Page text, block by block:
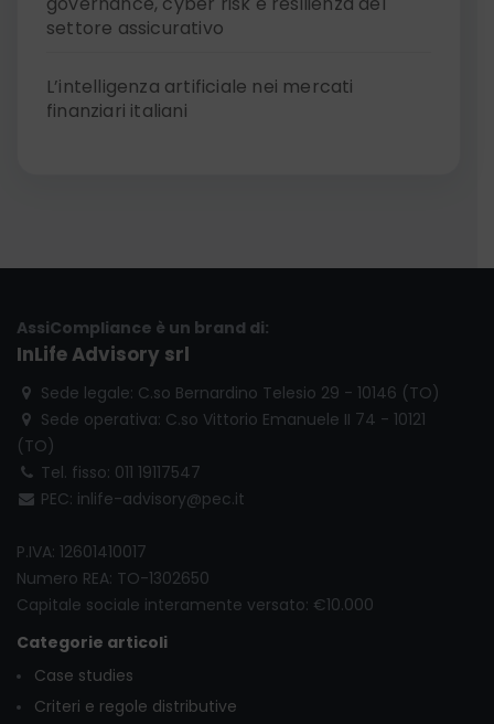
settore assicurativo
L’intelligenza artificiale nei mercati
finanziari italiani
AssiCompliance è un brand di:
InLife Advisory srl
Sede legale: C.so Bernardino Telesio 29 - 10146 (TO)
Sede operativa: C.so Vittorio Emanuele II 74 - 10121
(TO)
Tel. fisso: 011 19117547
PEC: inlife-advisory@pec.it
P.IVA: 12601410017
Numero REA: TO-1302650
Capitale sociale interamente versato: €10.000
Categorie articoli
Case studies
Criteri e regole distributive